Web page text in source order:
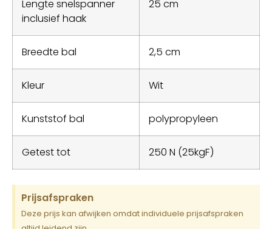
Lengte snelspanner
inclusief haak
25 cm
Breedte bal 2,5 cm
Kleur Wit
Kunststof bal polypropyleen
Getest tot 250 N (25kgF)
Prijsafspraken
Deze prijs kan afwijken omdat individuele prijsafspraken